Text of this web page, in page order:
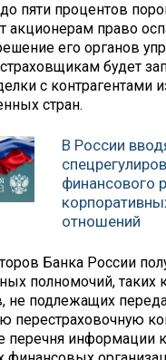
пяти процентов
акционерам право
его органов
будет
с контрагентами
стран.
В России
финансового
отношений
Банка России
полномочий, таких
не подлежащих
перестраховочную
перечня информации